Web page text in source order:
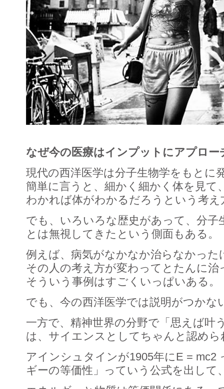
なぜ今の医療はインプットにアプロー
現代の西洋医学は分子生物学をもとに
簡単に言うと、細かく細かく体を見て
わかれば体がわかるだろうという考え
でも、いろいろな歴史があって、分子
とは無視してきたという側面もある。
例えば、病気がなかなか治らなかった
その人の考え方が変わってとたんに治
そういう事例はすごくいっぱいある。
でも、今の西洋医学では説明がつかな
一方で、精神世界の分野で「思えば叶
は、サイエンスとしてちゃんと認めら
アインシュタインが1905年にE = mc2
ギーの等価性」っていう公式を出して